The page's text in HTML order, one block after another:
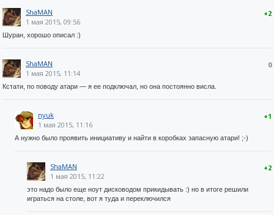
+2
ShaMAN
1 мая 2015, 09:56
Шуран, хорошо описал :)
0
ShaMAN
1 мая 2015, 11:14
Кстати, по поводу атари — я ее подключал, но она постоянно висла.
+1
nyuk
1 мая 2015, 11:16
А нужно было проявить инициативу и найти в коробках запасную атари! ;-)
+2
ShaMAN
1 мая 2015, 11:22
это надо было еще ноут дисководом прикидывать :) но в итоге решили
играться на столе, вот я туда и переключился